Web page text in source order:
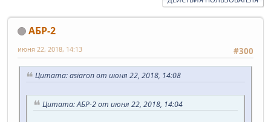
АБР-2
#300
июня 22, 2018, 14:13
Цитата: asiaron от июня 22, 2018, 14:08
Цитата: АБР-2 от июня 22, 2018, 14:04